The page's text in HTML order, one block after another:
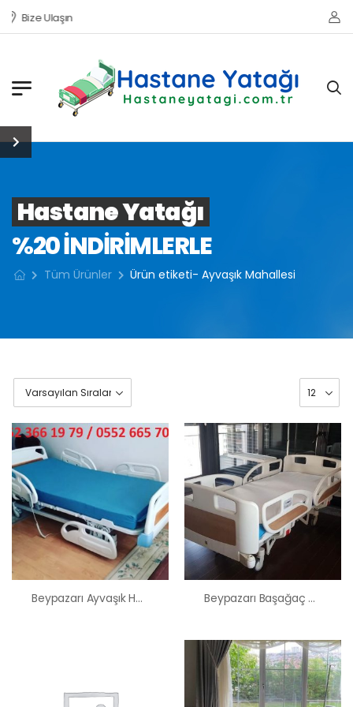
Bize Ulaşın
Hastane Yatağı
%20 INDIRIMLERLE
Tüm Ürünler Ürün etiketi- Ayvaşık Mahallesi
ABS
Beypazarı Ayvaşık Hasta Karyolası Satış Kiralama Fiyatı Beypazarı Başağaç Hasta Karyolası Satış Kiralama Fiyatı